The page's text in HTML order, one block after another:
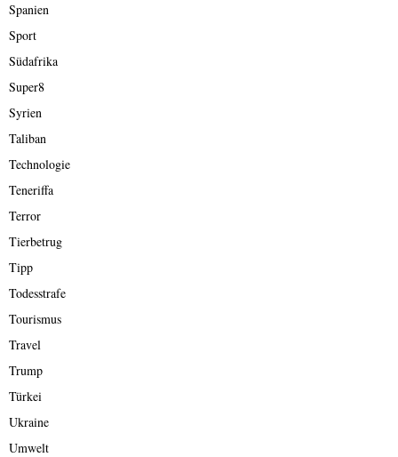
Spanien
Sport
Südafrika
Super8
Syrien
Taliban
Technologie
Teneriffa
Terror
Tierbetrug
Tipp
Todesstrafe
Tourismus
Travel
Trump
Türkei
Ukraine
Umwelt